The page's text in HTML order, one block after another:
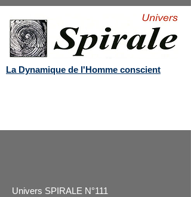
La Dynamique de l'Homme conscient
Univers SPIRALE N°111